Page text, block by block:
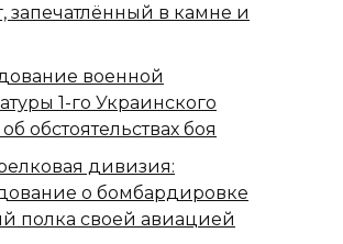
запечатлённый в камне и
военной
1-го Украинского
обстоятельствах боя
дивизия:
о бомбардировке
полка своей авиацией